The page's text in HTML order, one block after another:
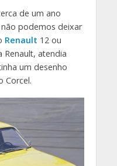
de um ano
podemos deixar
Renault 12 ou
Renault, atendia
um desenho
Corcel.